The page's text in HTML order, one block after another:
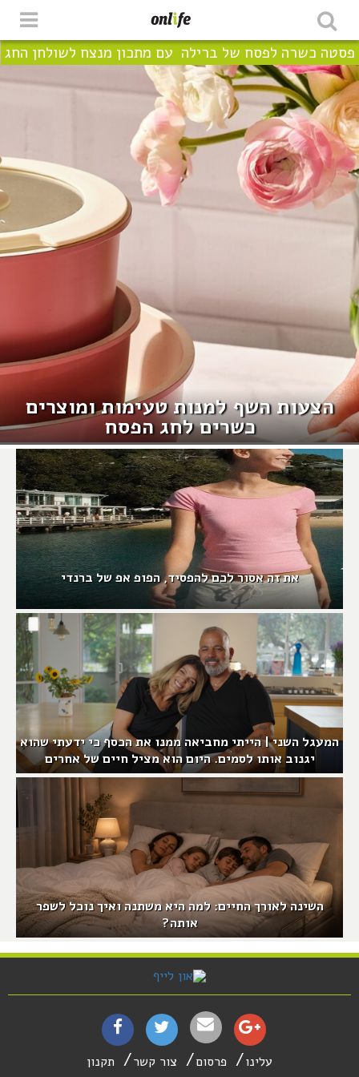
פסטה כשרה לפסח של ברילה עם מתכון מנצח לשולחן החג
הצעות השף למנות טעימות ומוצרים
כשרים לחג הפסח
את זה אסור לכם להפסיד, הפופ אפ של ברנדי
המעגל השני | הייתי מחביאה ממנו את הכסף כי ידעתי שהוא
יגנוב אותו לסמים. היום הוא מציל חיים של אחרים
השינה לאורך החיים: למה היא משתנה ואיך נוכל לשפר
אותה?
עלינו פרסום צור קשר תקנון